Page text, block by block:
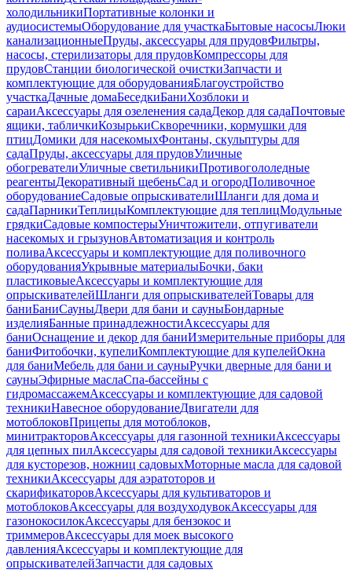
холодильникиПортативные колонки и
аудиосистемыОборудование для участкаБытовые насосыЛюки
канализационныеПруды, аксессуары для прудовФильтры,
насосы, стерилизаторы для прудовКомпрессоры для
прудовСтанции биологической очисткиЗапчасти и
комплектующие для оборудованияБлагоустройство
участкаДачные домаБеседкиБаниХозблоки и
сараиАксессуары для озеленения садаДекор для садаПочтовые
ящики, табличкиКозырькиСкворечники, кормушки для
птицДомики для насекомыхФонтаны, скульптуры для
садаПруды, аксессуары для прудовУличные
обогревателиУличные светильникиПротивогололедные
реагентыДекоративный щебеньСад и огородПоливочное
оборудованиеСадовые опрыскивателиШланги для дома и
садаПарникиТеплицыКомплектующие для теплицМодульные
грядкиСадовые компостерыУничтожители, отпугиватели
насекомых и грызуновАвтоматизация и контроль
поливаАксессуары и комплектующие для поливочного
оборудованияУкрывные материалыБочки, баки
пластиковыеАксессуары и комплектующие для
опрыскивателейШланги для опрыскивателейТовары для
баниБаниСауныДвери для бани и сауныБондарные
изделияБанные принадлежностиАксессуары для
баниОснащение и декор для баниИзмерительные приборы для
баниФитобочки, купелиКомплектующие для купелейОкна
для баниМебель для бани и сауныРучки дверные для бани и
сауныЭфирные маслаСпа-бассейны с
гидромассажемАксессуары и комплектующие для садовой
техникиНавесное оборудованиеДвигатели для
мотоблоковПрицепы для мотоблоков,
минитракторовАксессуары для газонной техникиАксессуары
для цепных пилАксессуары для садовой техникиАксессуары
для кусторезов, ножниц садовыхМоторные масла для садовой
техникиАксессуары для аэратоторов и
скарификаторовАксессуары для культиваторов и
мотоблоковАксессуары для воздуходувокАксессуары для
газонокосилокАксессуары для бензокос и
триммеровАксессуары для моек высокого
давленияАксессуары и комплектующие для
опрыскивателейЗапчасти для садовых